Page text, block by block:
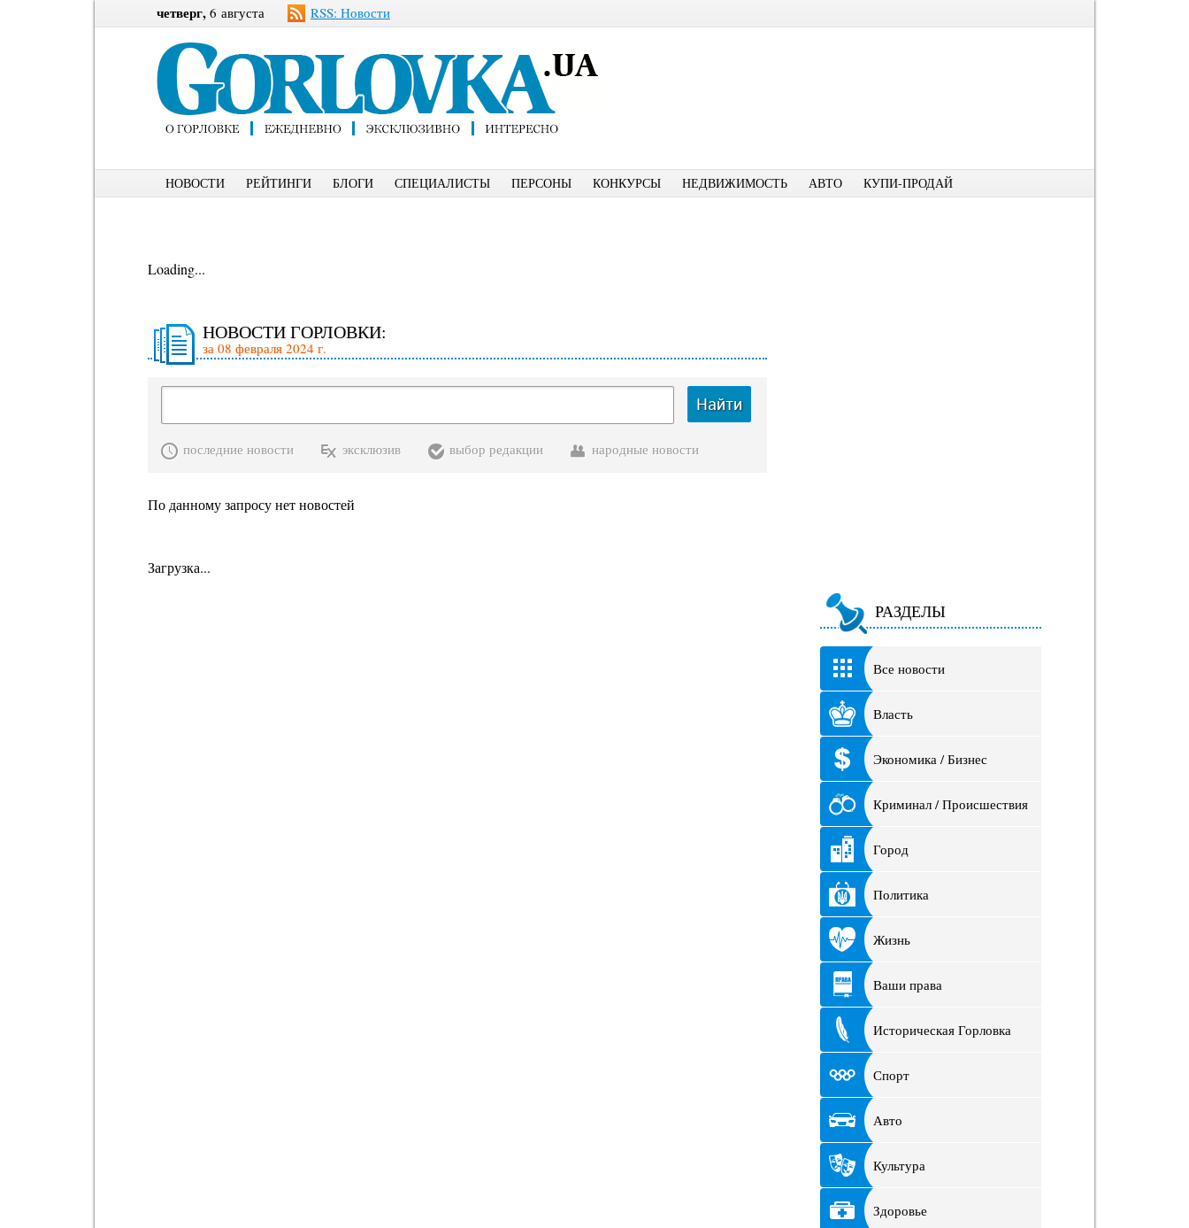
четверг, 6 августа RSS: Новости
НОВОСТИ РЕЙТИНГИ БЛОГИ СПЕЦИАЛИСТЫ ПЕРСОНЫ КОНКУРСЫ НЕДВИЖИМОСТЬ АВТО КУПИ-ПРОДАЙ
Loading...
НОВОСТИ ГОРЛОВКИ:
за 08 февраля 2024 г.
Найти
последние новости эксклюзив выбор редакции народные новости
По данному запросу нет новостей
Загрузка...
РАЗДЕЛЫ
Все новости
Власть
Экономика / Бизнес
Криминал / Происшествия
Город
Политика
Жизнь
Ваши права
Историческая Горловка
Спорт
Авто
Культура
Здоровье